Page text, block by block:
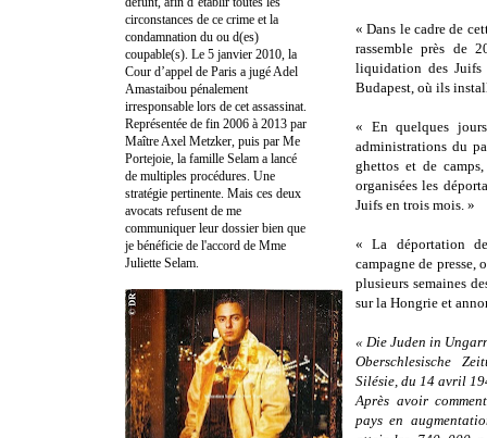
« Dans le cadre de
rassemble près de
liquidation des Juifs
Budapest, où ils
« En quelques
administrations du
ghettos et de
organisées les
Juifs en trois mois. »
« La déportation
campagne de presse,
plusieurs semaines
sur la Hongrie et
« Die Juden in
Oberschlesische
Silésie, du 14 avril
Après avoir
pays en
circonstances de ce crime et la
condamnation du ou d(es)
coupable(s). Le 5 janvier 2010, la
Cour d’appel de Paris a jugé Adel
Amastaibou pénalement
irresponsable lors de cet assassinat.
Représentée de fin 2006 à 2013 par
Maître Axel Metzker, puis par Me
Portejoie, la famille Selam a lancé
de multiples procédures. Une
stratégie pertinente. Mais ces deux
avocats refusent de me
communiquer leur dossier bien que
je bénéficie de l'accord de Mme
Juliette Selam.